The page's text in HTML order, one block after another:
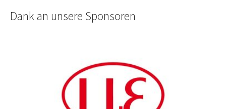
Dank an unsere Sponsoren